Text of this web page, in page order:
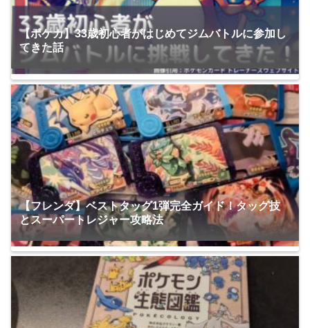
【ポケカ】33歳初心者がはじめてジムバトルに参加し
てきた話
【フレンダ】ベストタッグ1弾完全ガイド！タッグ技
とスーパートレジャー攻略法